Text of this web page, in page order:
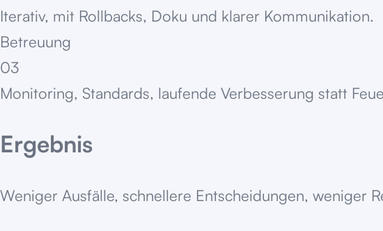
Iterativ, mit Rollbacks, Doku und klarer Kommunikation.
Betreuung
03
Monitoring, Standards, laufende Verbesserung statt
Ergebnis
Weniger Ausfälle, schnellere Entscheidungen, weniger